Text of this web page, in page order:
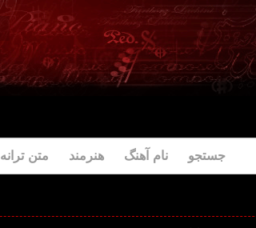
جستجو نام آهنگ هنرمند متن ترانه